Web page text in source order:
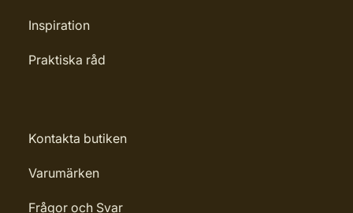
Inspiration
Praktiska råd
Kontakta butiken
Varumärken
Frågor och Svar